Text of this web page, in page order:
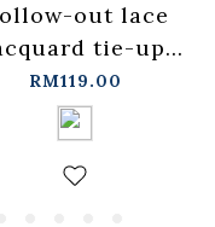
out lace
tie-up
sheer shirt -
【01025766】
order
RM119.00